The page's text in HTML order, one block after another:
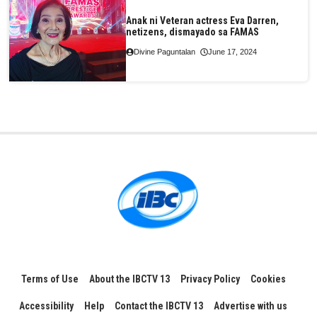
Anak ni Veteran actress Eva Darren,
netizens, dismayado sa FAMAS
Divine Paguntalan June 17, 2024
Terms of Use About the IBCTV 13 Privacy Policy Cookies
Accessibility Help Contact the IBCTV 13 Advertise with us